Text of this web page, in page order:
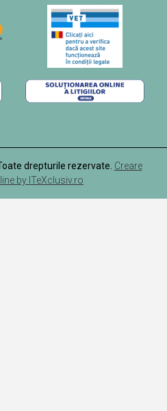
drepturile rezervate. Creare
by ITeXclusiv.ro